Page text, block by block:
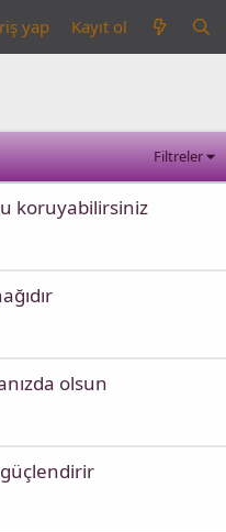
yap Kayıt ol
Filtreler
koruyabilirsiniz
olsun
güçlendirir